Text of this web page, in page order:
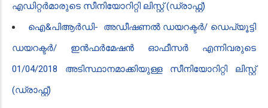
എഡിറ്റർമാരുടെ സീനിയോറിറ്റി ലിസ്റ്റ് (ഡ്രാഫ്റ്റ്)
ഐ‌&പി‌ആർ‌ഡി- അഡീഷണൽ ഡയറക്ടർ/ ഡെപ്യൂട്ടി
ഡയറക്ടർ/ ഇൻഫർമേഷൻ ഓഫീസർ എന്നിവരുടെ
01/04/2018 അടിസ്ഥാനമാക്കിയുള്ള സീനിയോറിറ്റി ലിസ്റ്റ്
(ഡ്രാഫ്റ്റ്)